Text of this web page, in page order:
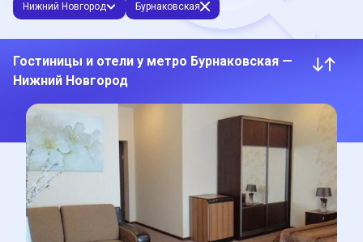
Нижний Новгород Бурнаковская
Гостиницы и отели у метро Бурнаковская —
Нижний Новгород